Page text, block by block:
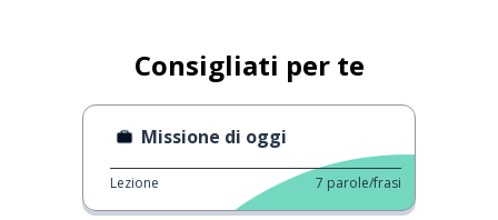
Consigliati per te
Missione di oggi
Lezione 7 parole/frasi